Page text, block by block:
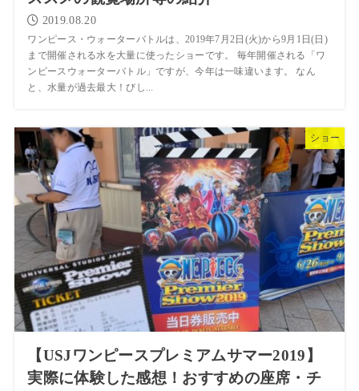
2019.08.20
ワンピース・ウォーターバトルは、2019年7月2日(火)から9月1日(日)
まで開催される水を大量に使ったショーです。 毎年開催される「ワ
ンピースウォーターバトル」ですが、今年は一味違います。 なん
と、水量が過去最大！びし...
ショー
【USJワンピースプレミアムサマー2019】
実際に体験した感想！おすすめの座席・チ